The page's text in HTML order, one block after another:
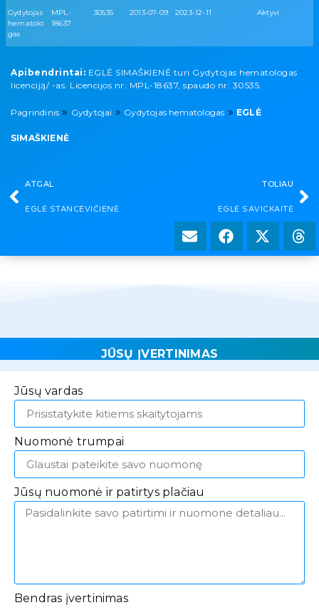
Gydytojas
hematolo
gas
MPL-
18637
30535 2013-07-09 2023-12-11 Aktyvi
Apibendrintai: EGLĖ SIMAŠKIENĖ turi Gydytojas hematologas
licenciją/ -as. Licencijos nr: MPL-18637, spaudo nr: 30535.
Pagrindinis » Gydytojai » Gydytojas hematologas » EGLĖ
SIMAŠKIENĖ
ATGAL
EGLĖ STANCEVIČIENĖ
TOLIAU
EGLĖ SAVICKAITĖ
JŪSŲ ĮVERTINIMAS
Jūsų vardas
Nuomonė trumpai
Jūsų nuomonė ir patirtys plačiau
Bendras įvertinimas